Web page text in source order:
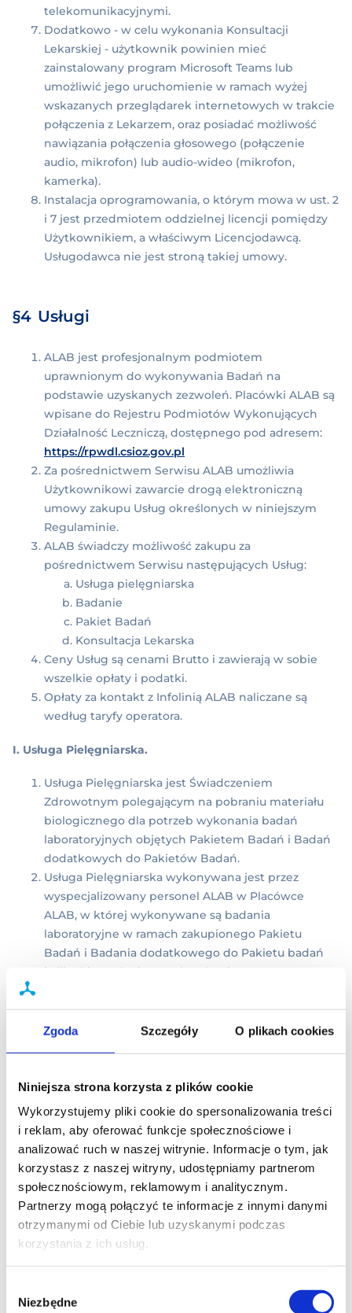
Zgoda Szczegóły O plikach cookies
Niniejsza strona korzysta z plików cookie
Wykorzystujemy pliki cookie do spersonalizowania treści
i reklam, aby oferować funkcje społecznościowe i
analizować ruch w naszej witrynie. Informacje o tym, jak
korzystasz z naszej witryny, udostępniamy partnerom
społecznościowym, reklamowym i analitycznym.
Partnerzy mogą połączyć te informacje z innymi danymi
otrzymanymi od Ciebie lub uzyskanymi podczas
korzystania z ich usług.
zgody
Niezbędne
telekomunikacyjnymi.
Dodatkowo - w celu wykonania Konsultacji
Lekarskiej - użytkownik powinien mieć
zainstalowany program Microsoft Teams lub
umożliwić jego uruchomienie w ramach wyżej
wskazanych przeglądarek internetowych w trakcie
połączenia z Lekarzem, oraz posiadać możliwość
nawiązania połączenia głosowego (połączenie
audio, mikrofon) lub audio-wideo (mikrofon,
kamerka).
Instalacja oprogramowania, o którym mowa w ust. 2
i 7 jest przedmiotem oddzielnej licencji pomiędzy
Użytkownikiem, a właściwym Licencjodawcą.
Usługodawca nie jest stroną takiej umowy.
Usługi
ALAB jest profesjonalnym podmiotem
uprawnionym do wykonywania Badań na
podstawie uzyskanych zezwoleń. Placówki ALAB są
wpisane do Rejestru Podmiotów Wykonujących
Działalność Leczniczą, dostępnego pod adresem:
https://rpwdl.csioz.gov.pl
Za pośrednictwem Serwisu ALAB umożliwia
Użytkownikowi zawarcie drogą elektroniczną
umowy zakupu Usług określonych w niniejszym
Regulaminie.
ALAB świadczy możliwość zakupu za
pośrednictwem Serwisu następujących Usług:
Usługa pielęgniarska
Badanie
Pakiet Badań
Konsultacja Lekarska
Ceny Usług są cenami Brutto i zawierają w sobie
wszelkie opłaty i podatki.
Opłaty za kontakt z Infolinią ALAB naliczane są
według taryfy operatora.
I. Usługa Pielęgniarska.
Usługa Pielęgniarska jest Świadczeniem
Zdrowotnym polegającym na pobraniu materiału
biologicznego dla potrzeb wykonania badań
laboratoryjnych objętych Pakietem Badań i Badań
dodatkowych do Pakietów Badań.
Usługa Pielęgniarska wykonywana jest przez
wyspecjalizowany personel ALAB w Placówce
ALAB, w której wykonywane są badania
laboratoryjne w ramach zakupionego Pakietu
Badań i Badania dodatkowego do Pakietu badań
jeśli takie Badanie zostało zakupione.
Użytkownik, a w przypadku dokonania zakupu na
rzecz Uprawnionego - Uprawniony zobowiązany
zgodnie z instrukcjami personelu ALAB.
Usługa Pielęgniarska jest odpłatna. Opłata za
Usługę Pielęgniarską ma charakter ryczałtowy i
pobierana jest jednokrotnie do Pakietu badań i
Badań dodatkowych (jeśli takie zostały zakupione)
objętych jednym Zamówieniem.
Wysokość opłaty za Usługę Pielęgniarską
uwidoczniana jest w Serwisie.
W przypadku wyboru Pakietu Badań lub Badań
dodatkowo do wybranego Pakietu Badań, Usługa
Zamówienia, a opłata za Usługę Pielęgniarską jest